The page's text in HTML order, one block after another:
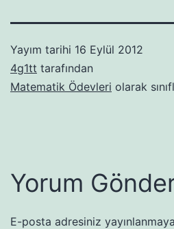
Yayım tarihi 16 Eylül 2012
4g1tt tarafından
Matematik Ödevleri olarak
Yorum
E-posta adresiniz